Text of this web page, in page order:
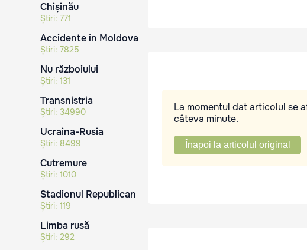
Chișinău
Știri: 771
Accidente în Moldova
Știri: 7825
Nu războiului
Știri: 131
Transnistria
Știri: 34990
Ucraina-Rusia
Știri: 8499
Cutremure
Știri: 1010
Stadionul Republican
Știri: 119
Limba rusă
Știri: 292
La momentul dat articolul se
câteva minute.
Înapoi la articolul original